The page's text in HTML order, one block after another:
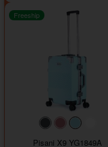
#40454a#b76e79
#9ad8e7
Freeship
Pisani X9 YG1849A